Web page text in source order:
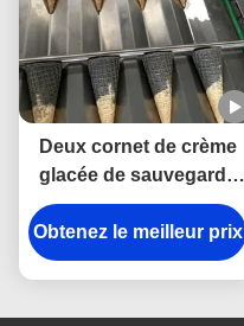
Deux cornet de crème
glacée de sauvegarde
du gaz 3500pcs/h de
couleur faisant la
machine
Obtenez le meilleur prix